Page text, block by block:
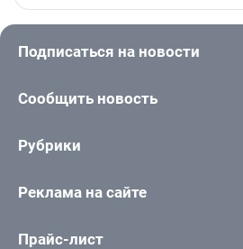
Подписаться на новости
Сообщить новость
Рубрики
Реклама на сайте
Прайс-лист